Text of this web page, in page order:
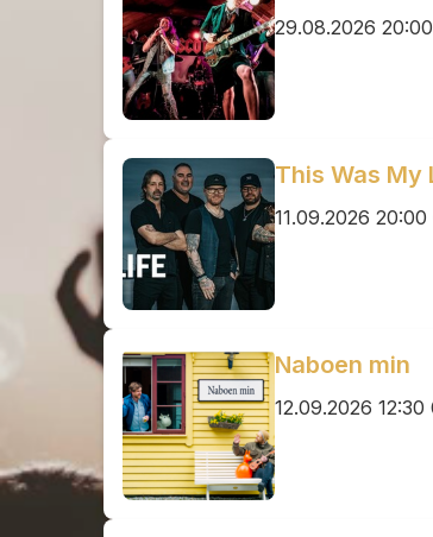
29.08.2026
This Was My
11.09.2026
Naboen min
12.09.2026 12:30